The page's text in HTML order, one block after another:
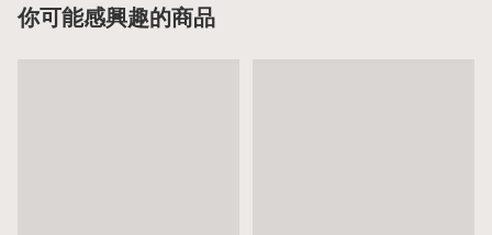
你可能感興趣的商品